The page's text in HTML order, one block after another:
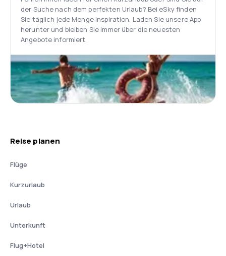
der Suche nach dem perfekten Urlaub? Bei eSky finden
Sie täglich jede Menge Inspiration. Laden Sie unsere App
herunter und bleiben Sie immer über die neuesten
Angebote informiert.
Reise planen
Flüge
Kurzurlaub
Urlaub
Unterkunft
Flug+Hotel